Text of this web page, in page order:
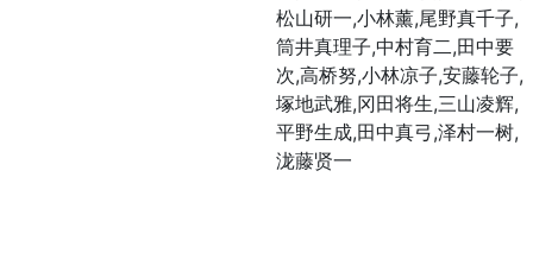
松山研一,小林薰,尾野真千子,
筒井真理子,中村育二,田中要
次,高桥努,小林凉子,安藤轮子,
塚地武雅,冈田将生,三山凌辉,
平野生成,田中真弓,泽村一树,
泷藤贤一